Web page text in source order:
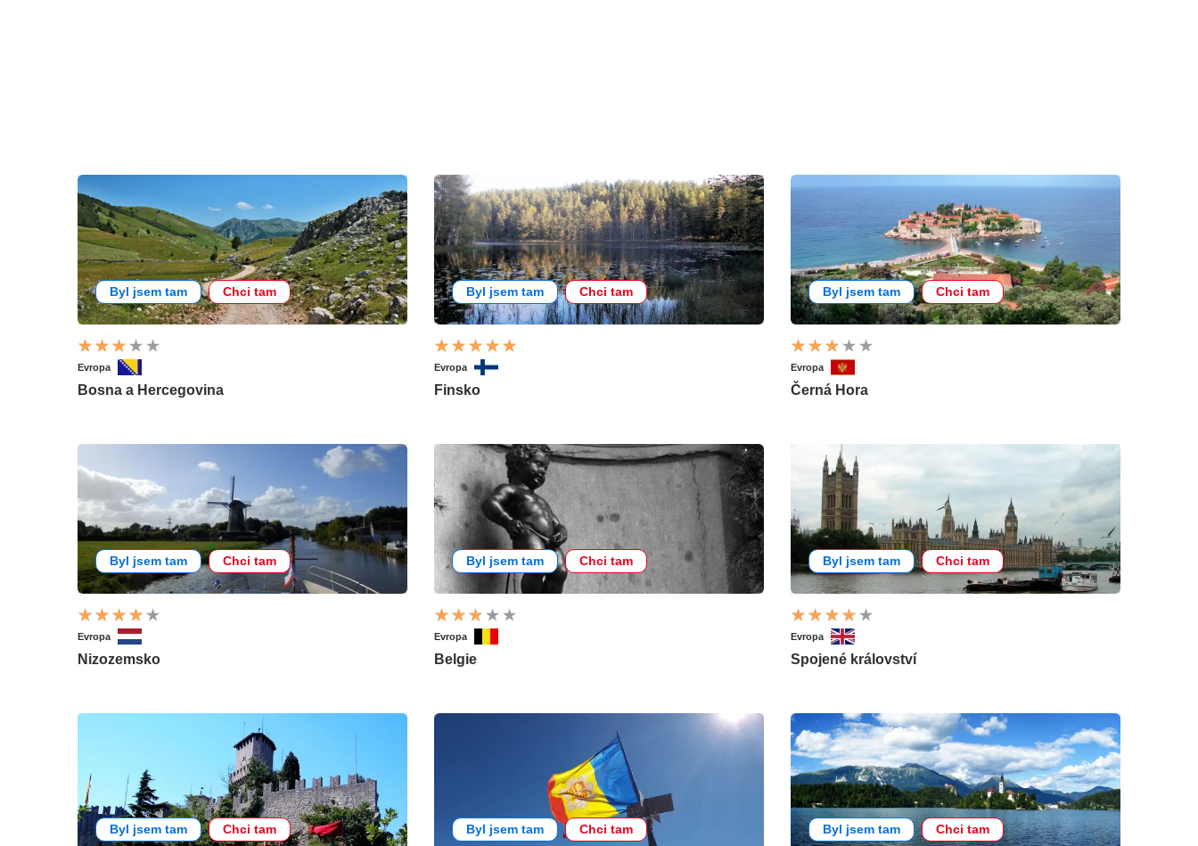
Byl jsem tam Chci tam
Evropa
Bosna a Hercegovina
Byl jsem tam Chci tam
Evropa
Finsko
Byl jsem tam Chci tam
Evropa
Černá Hora
Byl jsem tam Chci tam
Evropa
Nizozemsko
Byl jsem tam Chci tam
Evropa
Belgie
Byl jsem tam Chci tam
Evropa
Spojené království
Byl jsem tam Chci tam Byl jsem tam Chci tam Byl jsem tam Chci tam